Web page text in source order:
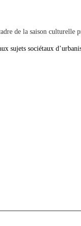
de la saison culturelle
sujets sociétaux